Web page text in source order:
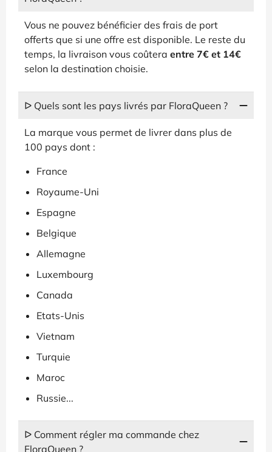
Vous ne pouvez bénéficier des frais de port
offerts que si une offre est disponible. Le reste du
temps, la livraison vous coûtera entre 7€ et 14€
selon la destination choisie.
ᐅ Quels sont les pays livrés par FloraQueen ?
La marque vous permet de livrer dans plus de
100 pays dont :
France
Royaume-Uni
Espagne
Belgique
Allemagne
Luxembourg
Canada
Etats-Unis
Vietnam
Turquie
Maroc
Russie...
ᐅ Comment régler ma commande chez
FloraQueen ?